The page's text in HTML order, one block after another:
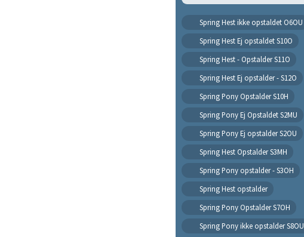
Spring Hest ikke opstaldet O6OU
Spring Hest Ej opstaldet S10O
Spring Hest - Opstalder S11O
Spring Hest Ej opstalder - S12O
Spring Pony Opstalder S10H
Spring Pony Ej Opstaldet S2MU
Spring Pony Ej opstalder S2OU
Spring Hest Opstalder S3MH
Spring Pony opstalder - S3OH
Spring Hest opstalder
Spring Pony Opstalder S7OH
Spring Pony ikke opstalder S8OU